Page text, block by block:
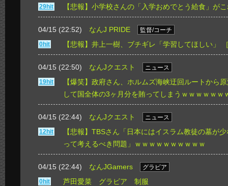
29hit
【悲報】小学校さんの「入学おめでとう給食」が
04/15 (22:52) なんJ PRIDE
監督/コーチ
0hit
【悲報】井上一樹、ブチギレ「学習してほしい」
04/15 (22:50) なんJクエスト
ニュース
19hit
【爆笑】政府さん、ホルムズ海峡迂回ルートから
して国全体の3ヶ月分を賄ってしまうｗｗｗｗｗｗ
04/15 (22:44) なんJクエスト
ニュース
12hit
【悲報】TBSさん「日本にはイスラム教徒の墓が
って考えるべき問題」ｗｗｗｗｗｗｗｗｗｗ
04/15 (22:44) なんJGamers
グラビア
0hit
芦田愛菜 グラビア 制服